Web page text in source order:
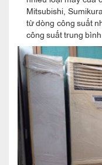
Mitsubishi,
từ dòng công suất
công suất trung